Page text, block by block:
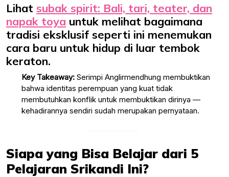
Lihat subak spirit: Bali, tari, teater, dan
napak toya untuk melihat bagaimana
tradisi eksklusif seperti ini menemukan
cara baru untuk hidup di luar tembok
keraton.
Key Takeaway: Serimpi Anglirmendhung membuktikan
bahwa identitas perempuan yang kuat tidak
membutuhkan konflik untuk membuktikan dirinya —
kehadirannya sendiri sudah merupakan pernyataan.
Siapa yang Bisa Belajar dari 5
Pelajaran Srikandi Ini?